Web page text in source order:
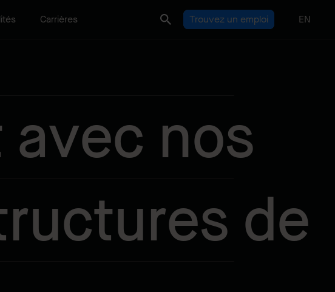
Carrières Trouvez un emploi EN
nos
de